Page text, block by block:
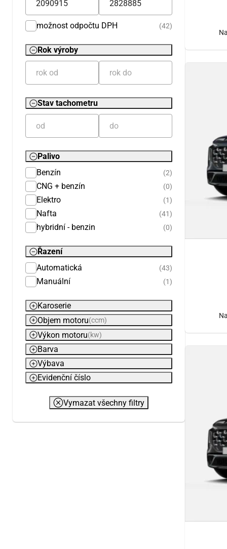
možnost odpočtu DPH (42)
Rok výroby
Stav tachometru
Palivo
Benzín
(2)
CNG + benzín (0)
Elektro (1)
Nafta (41)
hybridní - benzin (0)
Řazení
Automatická
(43)
Manuální (1)
Karoserie
Objem motoru(ccm)
Výkon motoru(kw)
Barva
Výbava
Evidenční číslo
Vymazat všechny filtry